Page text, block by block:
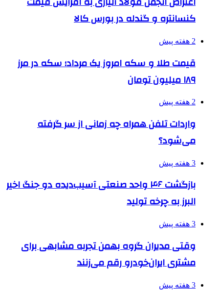
کنسانتره و گندله در بورس کالا
2 هفته پیش
قیمت طلا و سکه امروز یک مرداد؛ سکه در مرز
۱۸۹ میلیون تومان
2 هفته پیش
واردات تلفن همراه چه زمانی از سر گرفته
می‌شود؟
3 هفته پیش
بازگشت ۴۶ واحد صنعتی آسیب‌دیده دو جنگ اخیر
البرز به چرخه تولید
3 هفته پیش
وقتی مدیران گروه بهمن تجربه مشابهی برای
مشتری ایران‌خودرو رقم می‌زنند
3 هفته پیش